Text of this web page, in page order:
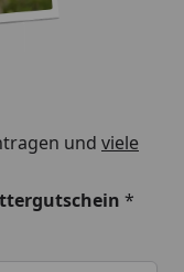
und viele
*